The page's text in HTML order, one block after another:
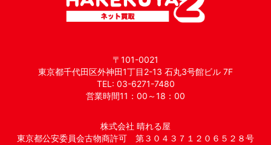
〒101-0021
東京都千代田区外神田1丁目2-13 石丸3号館ビル 7F
TEL: 03-6271-7480
営業時間11：00～18：00
株式会社 晴れる屋
東京都公安委員会古物商許可 第３０４３７１２０６５２８号